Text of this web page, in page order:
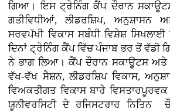
ਗਿਆ। ਇਸ ਟ੍ਰੇਨਿੰਗ ਕੈਂਪ ਦੌਰਾਨ
ਗਤੀਵਿਧੀਆਂ, ਲੀਡਰਸ਼ਿਪ, ਅਨੁਸ਼ਾਸਨ
ਸਰਵਪੱਖੀ ਵਿਕਾਸ ਸਬੰਧੀ ਵਿਸ਼ੇਸ਼
ਦਿਨਾਂ ਟ੍ਰੇਨਿੰਗ ਕੈਂਪ ਵਿੱਚ ਪੰਜਾਬ ਭਰ ਤੋਂ ਵੱਡੀ
ਨੇ ਭਾਗ ਲਿਆ। ਕੈਂਪ ਦੌਰਾਨ ਸਕਾਊਟਸ ਅਤੇ
ਵੱਖ-ਵੱਖ ਸੈਸ਼ਨ, ਲੀਡਰਸ਼ਿਪ ਵਿਕਾਸ,
ਵਿਅਕਤੀਗਤ ਵਿਕਾਸ ਬਾਰੇ
ਯੂਨੀਵਰਸਿਟੀ ਦੇ ਰਜਿਸਟਰਾਰ ਨਿਤਿਨ